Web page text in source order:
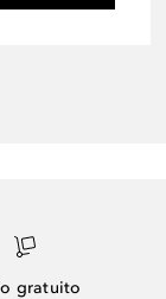
gratuito